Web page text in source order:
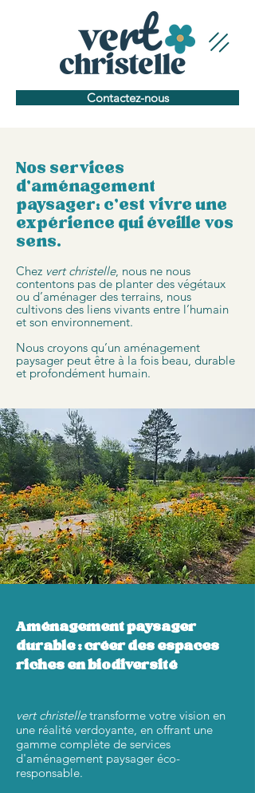
Contactez-nous
Nos services
d'aménagement
paysager: c’est vivre une
expérience qui éveille vos
sens.
Chez vert christelle, nous ne nous
contentons pas de planter des végétaux
ou d’aménager des terrains, nous
cultivons des liens vivants entre l’humain
et son environnement.
Nous croyons qu’un aménagement
paysager peut être à la fois beau, durable
et profondément humain.
Aménagement paysager
durable : créer des espaces
riches en biodiversité
vert christelle transforme votre vision en
une réalité verdoyante, en offrant une
gamme complète de services
d'aménagement paysager éco-
responsable.